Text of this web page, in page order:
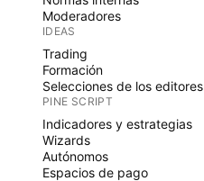
Moderadores
IDEAS
Trading
Formación
Selecciones de los editores
PINE SCRIPT
Indicadores y estrategias
Wizards
Autónomos
Espacios de pago